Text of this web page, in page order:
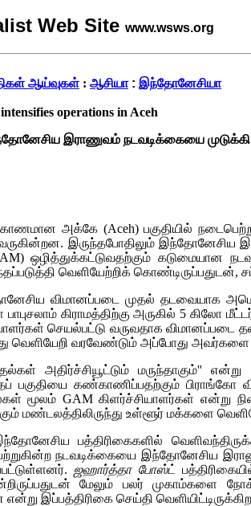
Web Site www.wsws.org
ஆய்வுகள் : ஆசியா : இந்தோனேசியா
operations in Aceh
இராணுவம் நடவடிக்கையை முடுக்கி
அக்கே (Aceh)பகுதியில்
இருந்தபோதிலும் இந்தோனேசிய
ஒழித்துக்கட்டுவதற்கும் கடுமையான
வெளியேற்றிக் கொண்டிருப்பதுடன்,
விமானப்படை முதல் தடவையாக
கிராமத்திற்கு அருகில் 5 கிலோ
செயல்பட்டு வருவதாக விமானப்படை
வெளியேறி வரவேண்டும் அப்போது அவர்களை
அதிர்ச்சியூட்டும் மருந்தாகும்''
பகுதியை கண்காணிப்பதற்கும் பிராங்கோ
மூலம் GAMகிளர்ச்சியாளர்கள் என்று
மண்டலத்திலிருந்து உள்ளூர் மக்களை
பத்திரிகைகளில்
நடவடிக்கையை இந்தோனேசிய
ஜஹார்த்தா போஸ்ட்
மேலும் பலர் முகாம்களை
இப்பத்திரிகை செய்தி